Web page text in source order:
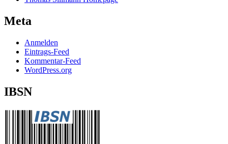
Meta
Anmelden
Eintrags-Feed
Kommentar-Feed
WordPress.org
IBSN